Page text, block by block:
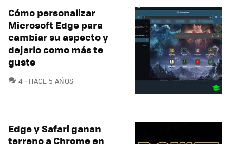
Cómo personalizar
Microsoft Edge para
cambiar su aspecto y
dejarlo como más te
guste
4 COMENTARIOS
HACE 5 AÑOS
Edge y Safari ganan
terreno a Chrome en